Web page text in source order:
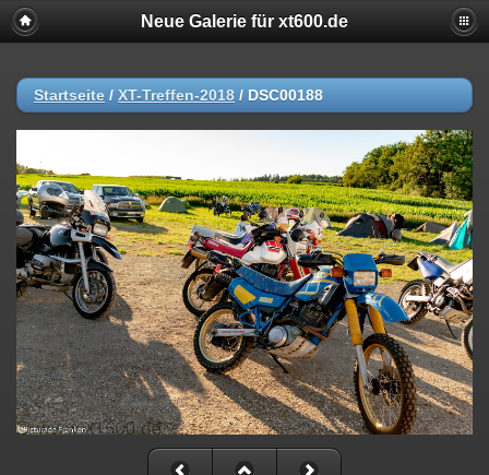
Neue Galerie für xt600.de
Startseite / XT-Treffen-2018 / DSC00188